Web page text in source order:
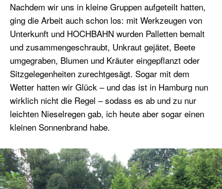
Nachdem wir uns in kleine Gruppen aufgeteilt hatten,
ging die Arbeit auch schon los: mit Werkzeugen von
Unterkunft und HOCHBAHN wurden Palletten bemalt
und zusammengeschraubt, Unkraut gejätet, Beete
umgegraben, Blumen und Kräuter eingepflanzt oder
Sitzgelegenheiten zurechtgesägt. Sogar mit dem
Wetter hatten wir Glück – und das ist in Hamburg nun
wirklich nicht die Regel – sodass es ab und zu nur
leichten Nieselregen gab, ich heute aber sogar einen
kleinen Sonnenbrand habe.